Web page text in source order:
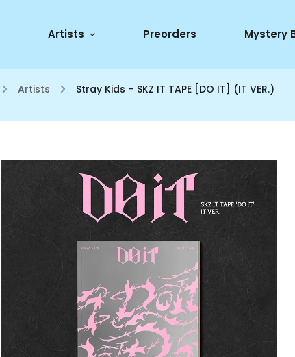
Artists Preorders Mystery
/ Artists / Stray Kids – SKZ IT TAPE [DO IT] (IT VER.)